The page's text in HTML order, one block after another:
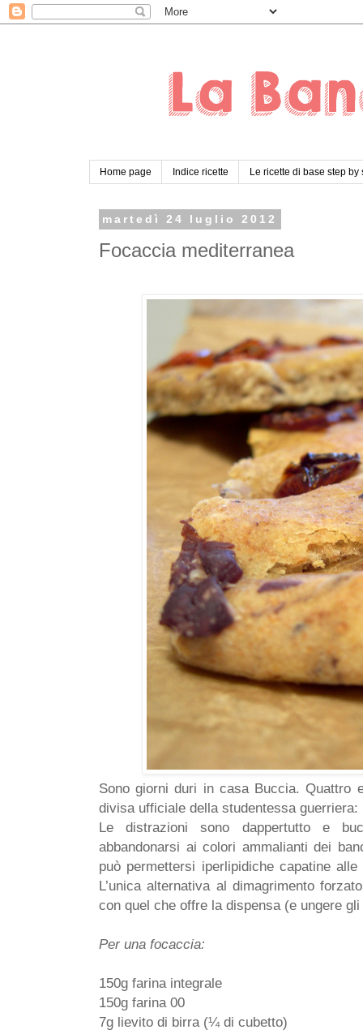
Home page Indice ricette Le ricette di base step by
martedì 24 luglio 2012
Focaccia mediterranea
Sono giorni duri in casa Buccia. Quattro
divisa ufficiale della studentessa
Le distrazioni sono dappertutto e
abbandonarsi ai colori ammalianti dei
può permettersi iperlipidiche capatine
L’unica alternativa al dimagrimento
con quel che offre la dispensa (e ungere
Per una focaccia:
150g farina integrale
150g farina 00
7g lievito di birra (¼ di cubetto)